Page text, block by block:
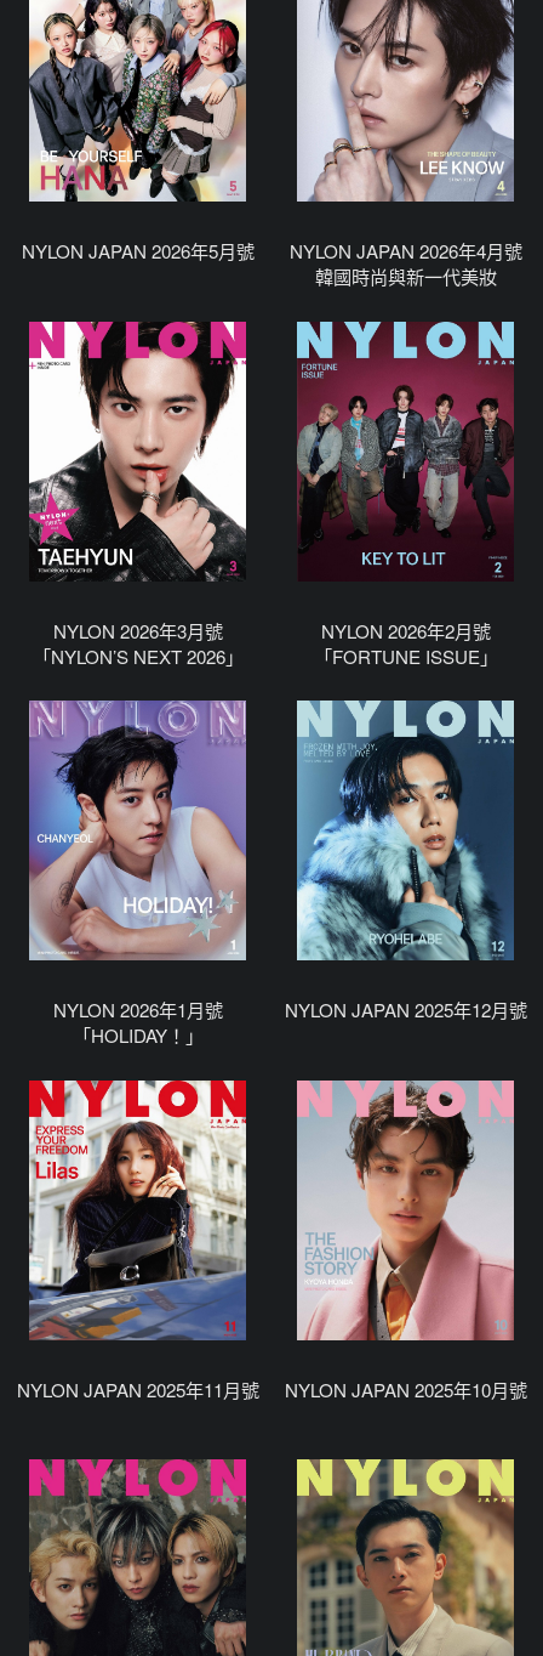
NYLON JAPAN 2026年5月號
NYLON JAPAN 2026年4月號
韓國時尚與新一代美妝
NYLON 2026年3月號
「NYLON’S NEXT 2026」
NYLON 2026年2月號
「FORTUNE ISSUE」
NYLON 2026年1月號
「HOLIDAY！」
NYLON JAPAN 2025年12月號
NYLON JAPAN 2025年11月號 NYLON JAPAN 2025年10月號